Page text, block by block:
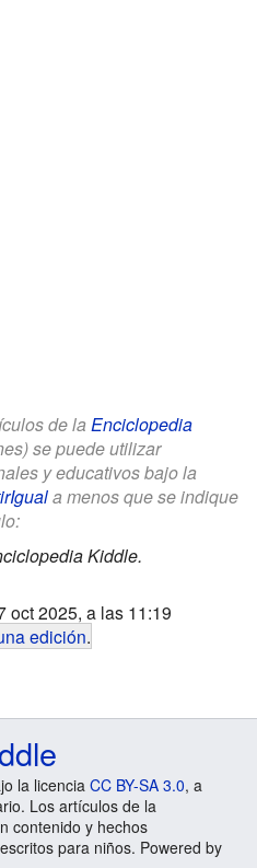
de la Enciclopedia
se puede utilizar
y educativos bajo la
a menos que se indique
Kiddle.
oct 2025, a las 11:19
edición.
la licencia CC BY-SA 3.0, a
Los artículos de la
contenido y hechos
para niños. Powered by